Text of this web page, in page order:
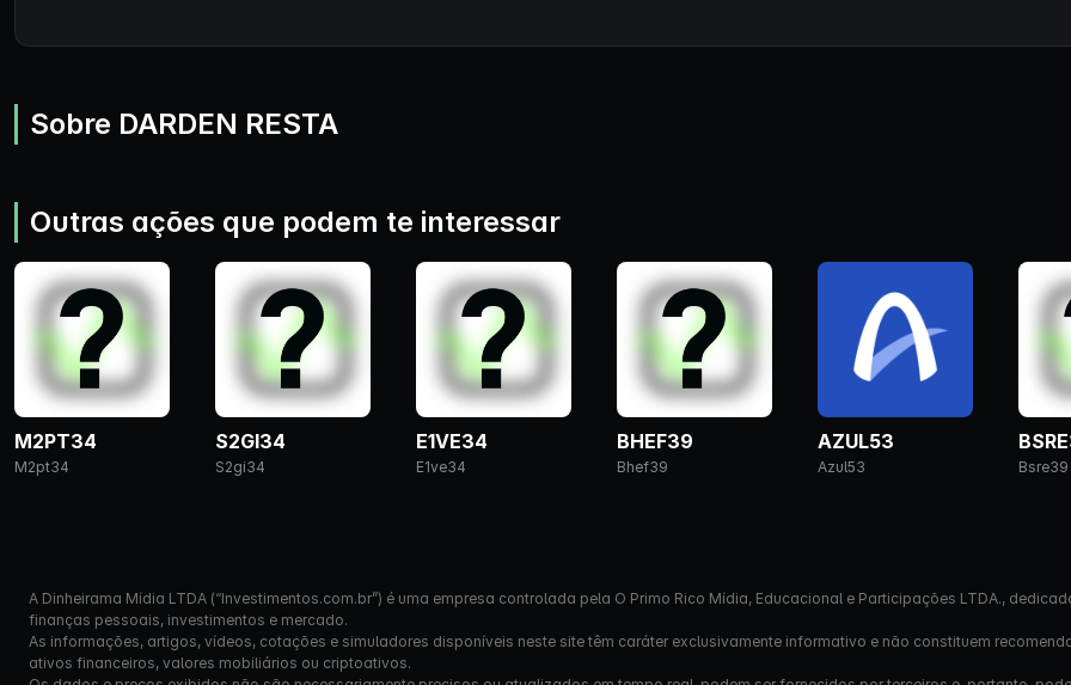
Sobre DARDEN RESTA
Outras ações que podem te interessar
M2PT34
M2pt34
S2GI34
S2gi34
E1VE34
E1ve34
BHEF39
Bhef39
AZUL53
Azul53 Bsre39
A Dinheirama Mídia LTDA (“Investimentos.com.br”) é uma empresa controlada pela O Primo Rico Mídia, Educacional e Participações LTDA.,
finanças pessoais, investimentos e mercado.
As informações, artigos, vídeos, cotações e simuladores disponíveis neste site têm caráter exclusivamente informativo e não constituem
ativos financeiros, valores mobiliários ou criptoativos.